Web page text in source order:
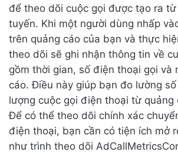
để theo dõi cuộc gọi được tạo ra
tuyến. Khi một người dùng nhấp
trên quảng cáo của bạn và thực
theo dõi sẽ ghi nhận thông tin về
gồm thời gian, số điện thoại gọi và
cáo. Điều này giúp bạn đo lường
lượng cuộc gọi điện thoại từ quảng
Để có thể theo dõi chính xác
điện thoại, bạn cần có tiện ích mở
như trình theo dõi